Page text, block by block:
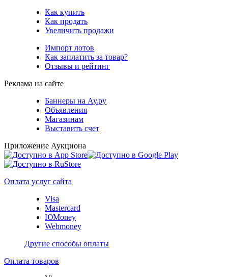
Как купить
Как продать
Увеличить продажи
Импорт лотов
Как заплатить за товар?
Отзывы и рейтинг
Реклама на сайте
Баннеры на Ау.ру
Объявления
Магазинам
Выставить счет
Приложение Аукциона
Оплата услуг сайта
Visa
Mastercard
ЮMoney
Webmoney
Другие способы оплаты
Оплата товаров